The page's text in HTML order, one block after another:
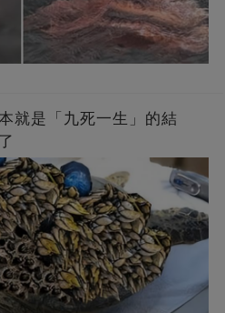
就是「九死一生」的結